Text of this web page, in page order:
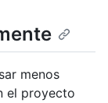
menos
el proyecto